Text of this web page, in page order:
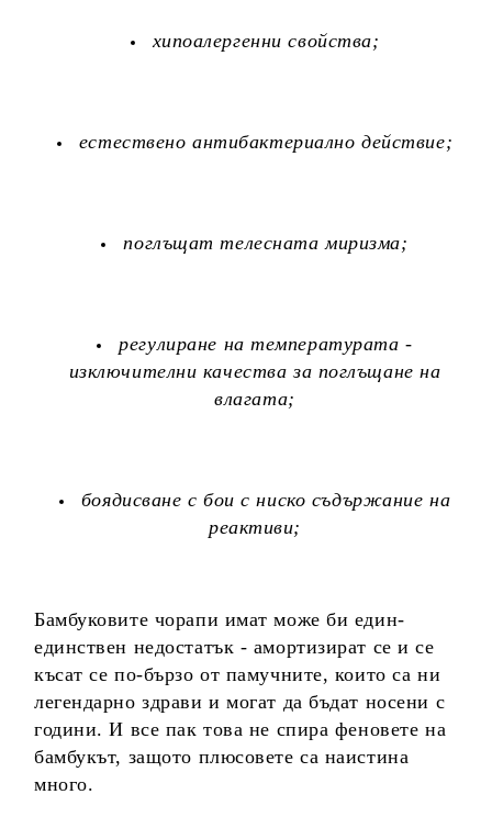
хипоалергенни свойства;
естествено антибактериално действие;
поглъщат телесната миризма;
регулиране на температурата -
изключителни качества за поглъщане на
влагата;
боядисване с бои с ниско съдържание на
реактиви;
Бамбуковите чорапи имат може би един-
единствен недостатък - амортизират се и се
късат се по-бързо от памучните, които са ни
легендарно здрави и могат да бъдат носени с
години. И все пак това не спира феновете на
бамбукът, защото плюсовете са наистина
много.